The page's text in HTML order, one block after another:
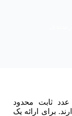
ثابت محدود
برای ارائه یک